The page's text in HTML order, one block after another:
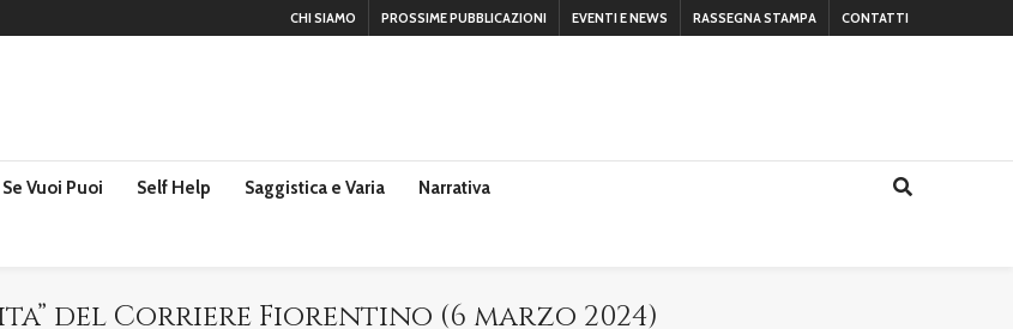
CHI SIAMO PROSSIME PUBBLICAZIONI EVENTI E NEWS RASSEGNA STAMPA CONTATTI
Se Vuoi Puoi Self Help Saggistica e Varia Narrativa
del Corriere Fiorentino (6 marzo 2024)